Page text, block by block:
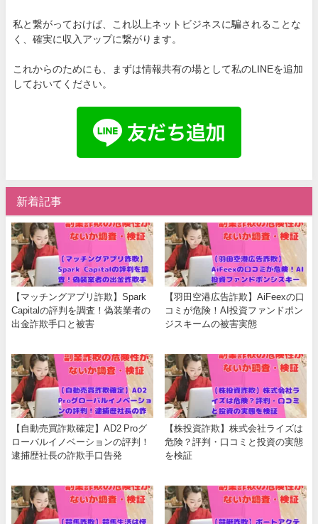
私と繋がっておけば、これ以上ネットビジネスに騙されることな
く、確実に収入アップに繋がります。
これからのためにも、まずは情報共有の場として私のLINEを追加
しておいてください。
新着記事
【マッチングアプリ詐欺】Spark
Capitalの評判を調査！偽装業者の
出金詐欺手口と被害
【羽田空港広告詐欺】AiFeexの口
コミが危険！AI投資ファンドポン
ジスキームの被害実態
【自動売買詐欺確定】AD2 Proグ
ローバルイノベーションの評判！
逮捕歴社長の詐欺手口告発
【株投資詐欺】株式会社ライズは
危険？評判・口コミと投資の実態
を検証